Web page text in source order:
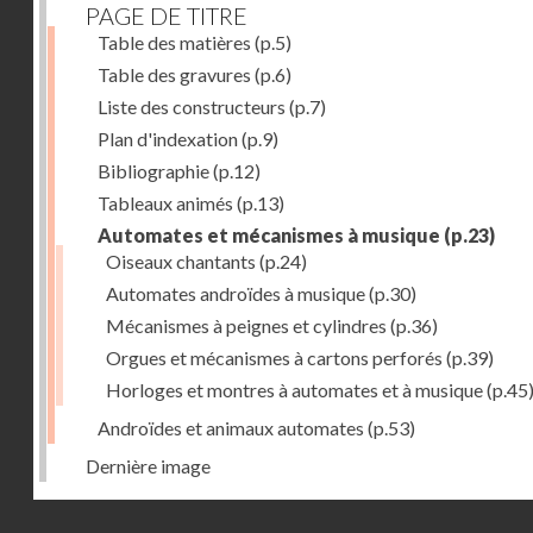
PAGE DE TITRE
Table des matières (p.5)
Table des gravures (p.6)
Liste des constructeurs (p.7)
Plan d'indexation(p.9)
Bibliographie(p.12)
Tableaux animés (p.13)
Automates et mécanismes à musique (p.23)
Oiseaux chantants (p.24)
Automates androïdes à musique(p.30)
Mécanismes à peignes et cylindres (p.36)
Orgues et mécanismes à cartons perforés (p.39)
Horloges et montres à automates et à musique(p.45)
Androïdes et animaux automates (p.53)
Dernière image